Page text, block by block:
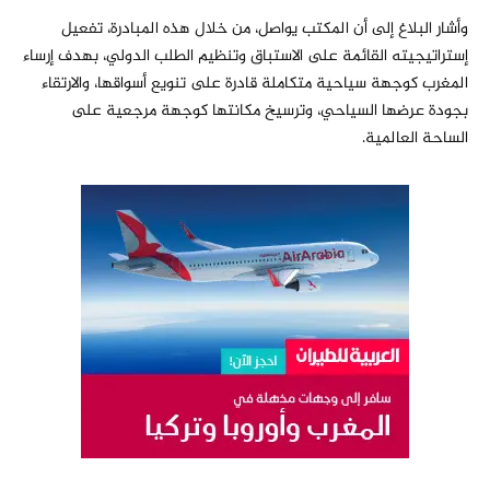
وأشار البلاغ إلى أن المكتب يواصل، من خلال هذه المبادرة، تفعيل
إستراتيجيته القائمة على الاستباق وتنظيم الطلب الدولي، بهدف إرساء
المغرب كوجهة سياحية متكاملة قادرة على تنويع أسواقها، والارتقاء
بجودة عرضها السياحي، وترسيخ مكانتها كوجهة مرجعية على
الساحة العالمية.